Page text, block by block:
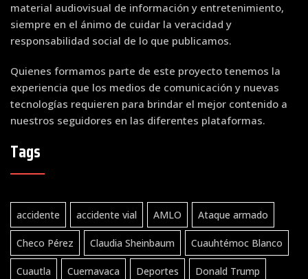
material audiovisual de información y entretenimiento,
siempre en el ánimo de cuidar la veracidad y
responsabilidad social de lo que publicamos.
Quienes formamos parte de este proyecto tenemos la
experiencia que los medios de comunicación y nuevas
tecnologías requieren para brindar el mejor contenido a
nuestros seguidores en las diferentes plataformas.
Tags
accidente accidente vial AMLO Ataque armado
Checo Pérez Claudia Sheinbaum Cuauhtémoc Blanco
Cuautla Cuernavaca Deportes Donald Trump